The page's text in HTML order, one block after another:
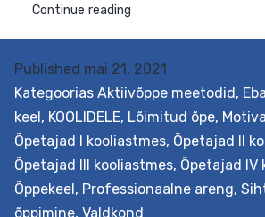
Published mai 21, 2021
Kategoorias Aktiivõppe meetodid,
keel, KOOLIDELE, Lõimitud õpe,
Õpetajad I kooliastmes, Õpetajad II
Õpetajad III kooliastmes, Õpetajad IV
Õppekeel, Professionaalne areng,
õppimine, Valdkond